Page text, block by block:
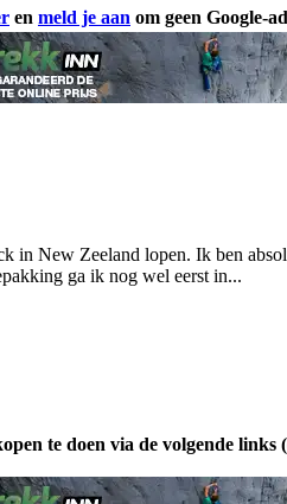
en meld je aan om geen Google-
in New Zeeland lopen. Ik ben
ga ik nog wel eerst in...
te doen via de volgende links